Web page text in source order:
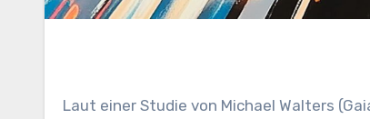
Laut einer Studie von Michael Walters (Gaia Lab, Nürnberg, Deutschland), Rafael Kaufmann (Primordia Co.,